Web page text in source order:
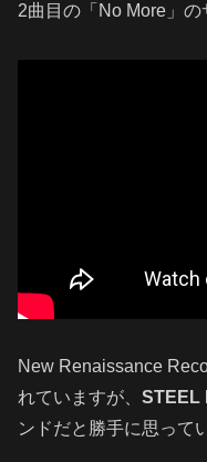
2曲目の「No More」の
New Renaissance
れていますが、 STEEL
ンドだと勝手に思って